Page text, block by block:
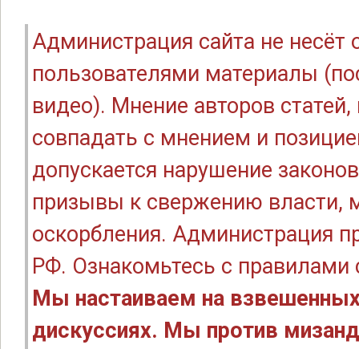
Администрация сайта не
пользователями материалы
видео). Мнение авторов
совпадать с мнением и
допускается нарушение
призывы к свержению власти,
оскорбления. Администрация
РФ. Ознакомьтесь с правилами
Мы настаиваем на
дискуссиях. Мы против